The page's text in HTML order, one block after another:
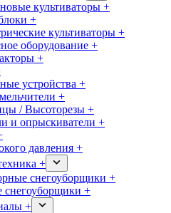
культиваторы +
+
культиваторы +
оборудование +
+
устройства +
+
/ Высоторезы +
и опрыскиватели +
давления +
+
снегоуборщики +
снегоуборщики +
+